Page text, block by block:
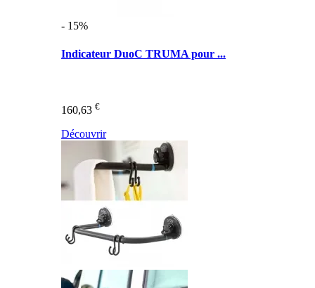
- 15%
Indicateur DuoC TRUMA pour ...
160,63 €
Découvrir